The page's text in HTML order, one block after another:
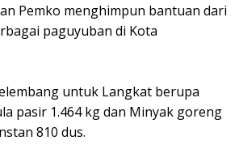
Pemko menghimpun bantuan dari
paguyuban di Kota
untuk Langkat berupa
pasir 1.464 kg dan Minyak goreng
810 dus.